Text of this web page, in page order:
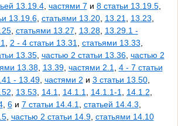
13.19.4, частями 7 и 8 статьи 13.19.5,
13.19.6, статьями 13.20, 13.21 13.23
, статьями 13.27 13.28, 13.29.1 -
2 - 4 статьи 13.31 статьями 13.33
13.35, частью 2 статьи 13.36, частью 2
13.38, 13.39, частями 2.1
4 - 7 статьи
- 13.49, частями 2 и 3 статьи 13.50,
13.53 14.1 14.1.1 14.1.1-1 14.1.2
, 6и 7 статьи 14.4.1 статьей 14.4.3
, частью 2 статьи 14.9, статьями 14.10